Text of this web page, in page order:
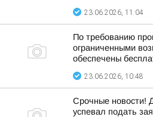
23.06.2026, 11:04
По требованию
ограниченными
обеспечены
23.06.2026, 10:48
Срочные новости!
успевал подать